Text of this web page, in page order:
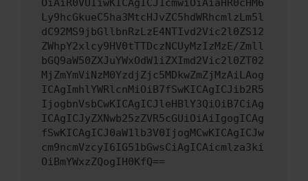
OiAiR0VUIiwKICAgICJ1cmwiOiAiaHR0cHM6
Ly9hcGkueC5ha3MtcHJvZC5hdWRhcmlzLm5l
dC92MS9jbGllbnRzLzE4NTIvd2Vic2l0ZS12
ZWhpY2xlcy9HV0tTTDczNCUyMzIzMzE/Zmll
bGQ9aW50ZXJuYWxOdW1iZXImd2Vic2l0ZT02
MjZmYmViNzM0YzdjZjc5MDkwZmZjMzAiLAog
ICAgImhlYWRlcnMiOiB7fSwKICAgICJib2R5
IjogbnVsbCwKICAgICJleHBlY3QiOiB7CiAg
ICAgICJyZXNwb25zZVR5cGUiOiAiIgogICAg
fSwKICAgICJ0aW1lb3V0IjogMCwKICAgICJw
cm9ncmVzcyI6IG51bGwsCiAgICAicmlza3ki
OiBmYWxzZQogIH0KfQ==